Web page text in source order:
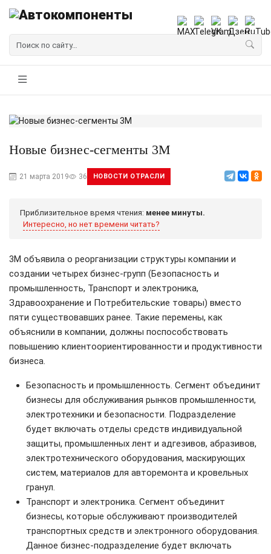
Новые бизнес-сегменты 3М
21 марта 2019 36 НОВОСТИ ОТРАСЛИ
Приблизительное время чтения: менее минуты.
Интересно, но нет времени читать?
3M объявила о реорганизации структуры компании и
создании четырех бизнес-групп (Безопасность и
промышленность, Транспорт и электроника,
Здравоохранение и Потребительские товары) вместо
пяти существовавших ранее. Такие перемены, как
объяснили в компании, должны поспособствовать
повышению клиентоориентированности и продуктивности
бизнеса.
Безопасность и промышленность. Сегмент объединит
бизнесы для обслуживания рынков промышленности,
электротехники и безопасности. Подразделение
будет включать отделы средств индивидуальной
защиты, промышленных лент и адгезивов, абразивов,
электротехнического оборудования, маскирующих
систем, материалов для авторемонта и кровельных
гранул.
Транспорт и электроника. Сегмент объединит
бизнесы, которые обслуживают производителей
транспортных средств и электронного оборудования.
Данное бизнес-подразделение будет включать